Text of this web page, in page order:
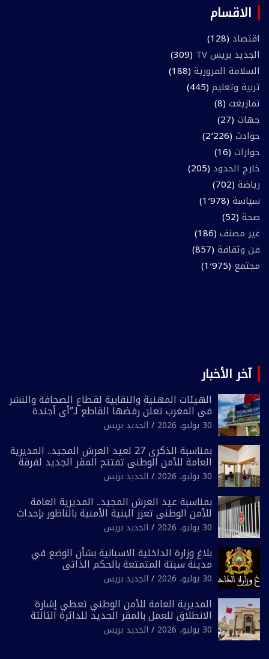
الاقسام
اقتصاد (128)
الجديد بريس TV
(309)
السلامة المرورية (188)
تربية وتعليم (445)
تمازيغت (8)
جهات (27)
حوادث (2٬226)
حوارات (16)
خارج الحدود (205)
رياضة (702)
سياسة (1٬978)
صحة (52)
غير مصنف (186)
فن وثقافة (857)
مجتمع (1٬975)
آخر الأخبار
الهيئات المهنية والنقابية لقطاع الصحافة والنشر
في المغرب تعلن رفضها القاطع لـ”أي أجندة
انتخابية مُعدة على مقاس سياسي ومصلحي
ضيق”
30 يوليو، 2026 الجديد بريس
بمناسبة الذكرى 27 لعيد العرش المجيد.. المديرية
العامة للأمن الوطني تفتتح المقر الجديد لفرقة
الشرطة السياحية بفاس
30 يوليو، 2026 الجديد بريس
بمناسبة عيد العرش المجيد.. المديرية العامة
للأمن الوطني تعزز البنية الأمنية بالناظور بإحداث
فرقتين جديدتين
30 يوليو، 2026 الجديد بريس
بلاغ وزارة الداخلية الاسبانية بشأن الوضع في
مدينة سبتة المتمتعة بالحكم الذاتي
30 يوليو، 2026 الجديد بريس
المديرية العامة للأمن الوطني تعطي إشارة
الانطلاق للعمل بالمقر الجديد للدائرة الثالثة
للشرطة بولاية أمن العيون
30 يوليو، 2026 الجديد بريس